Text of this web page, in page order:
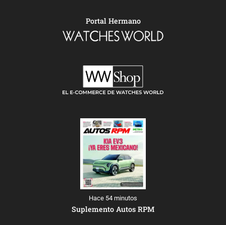
Portal Hermano
Hace 54 minutos
Suplemento Autos RPM